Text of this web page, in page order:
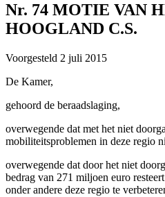
Nr. 74 MOTIE VAN
HOOGLAND C.S.
Voorgesteld 2 juli 2015
De Kamer,
gehoord de beraadslaging,
overwegende dat met het niet
mobiliteitsproblemen in deze regio
overwegende dat door het niet
bedrag van 271 miljoen euro
onder andere deze regio te